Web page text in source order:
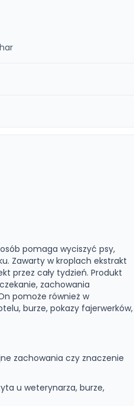
pomaga wyciszyć psy,
Zawarty w kroplach ekstrakt
przez cały tydzień. Produkt
zachowania
pomoże również w
burze, pokazy fajerwerków,
zachowania czy znaczenie
u weterynarza, burze,